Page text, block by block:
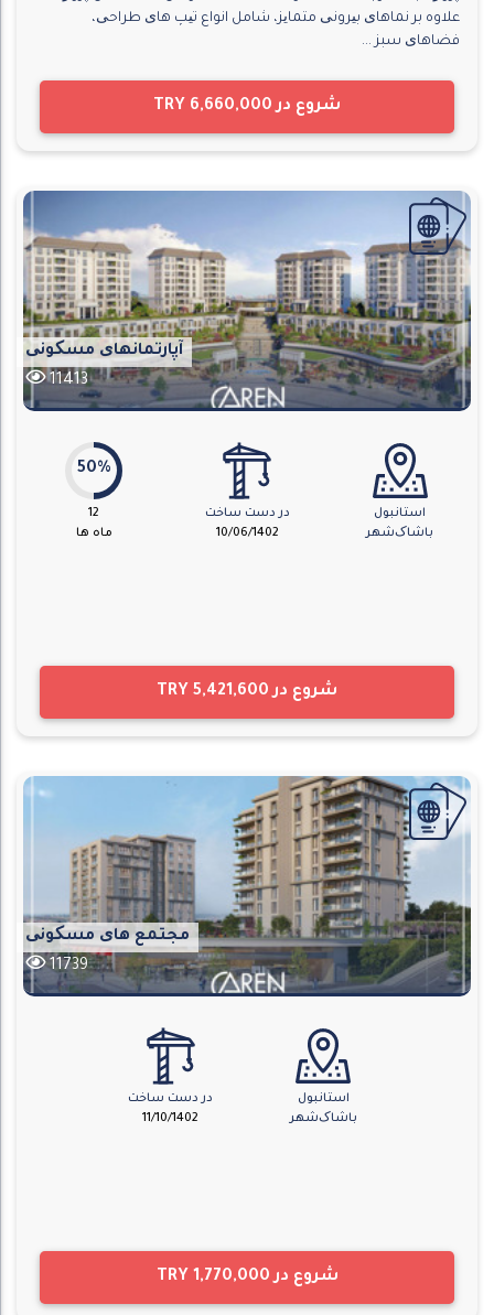
علاوه بر نماهای بیرونی متمایز، شامل انواع تیپ های طراحی،
فضاهای سبز ...
شروع در TRY 6,660,000
آپارتمانهای مسکونی
11413
استانبول
باشاک‌شهر
در دست ساخت
10/06/1402
50%
12
ماه ها
شروع در TRY 5,421,600
مجتمع های مسکونی
11739
استانبول
باشاک‌شهر
در دست ساخت
11/10/1402
شروع در TRY 1,770,000